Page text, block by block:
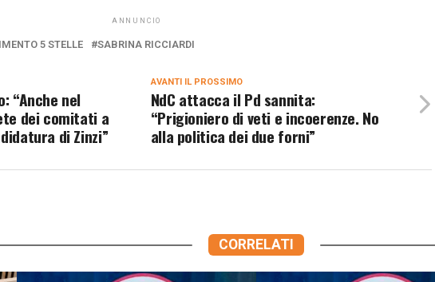
ANNUNCIO
5 STELLE SABRINA RICCIARDI
AVANTI IL ​​PROSSIMO
NdC attacca il Pd sannita:
“Prigioniero di veti e incoerenze. No
alla politica dei due forni”
“Anche nel
dei comitati a
di Zinzi”
CORRELATI